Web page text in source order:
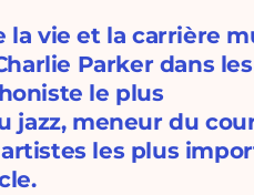
vie et la carrière
Parker dans les
le plus
jazz, meneur du
les plus